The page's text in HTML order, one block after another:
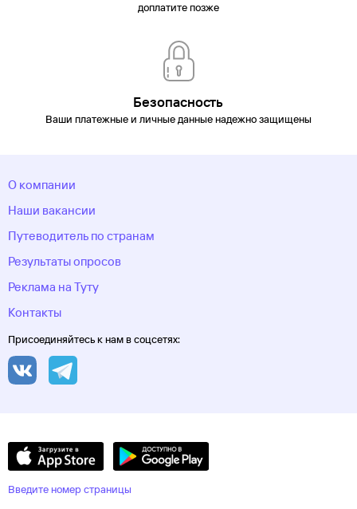
доплатите позже
Безопасность
Ваши платежные и личные данные надежно защищены
О компании
Наши вакансии
Путеводитель по странам
Результаты опросов
Реклама на Туту
Контакты
Присоединяйтесь к нам в соцсетях:
Введите номер страницы